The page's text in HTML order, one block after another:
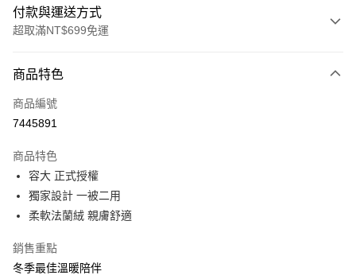
付款與運送方式
超取滿NT$699免運
信用卡一次付款
超商取貨付款
Apple Pay
街口支付
Google Pay
商品特色
商品編號
7445891
商品特色
容大 正式授權
獨家設計 一被二用
柔軟法蘭絨 親膚舒適
銷售重點
冬季最佳溫暖陪伴